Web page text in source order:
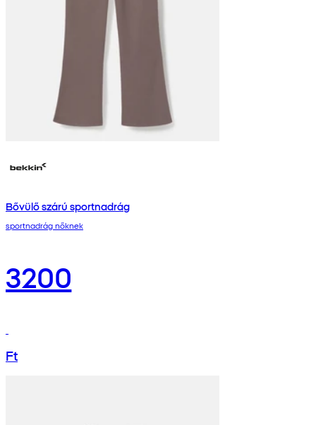
Bővülő szárú sportnadrág
sportnadrág nőknek
3200
Ft